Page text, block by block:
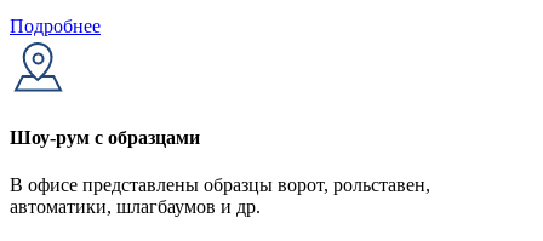
Подробнее
Шоу-рум с образцами
В офисе представлены образцы ворот, рольставен,
автоматики, шлагбаумов и др.